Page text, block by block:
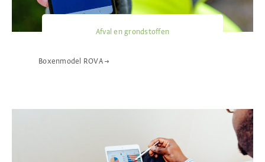
Afval en grondstoffen
Boxenmodel ROVA →